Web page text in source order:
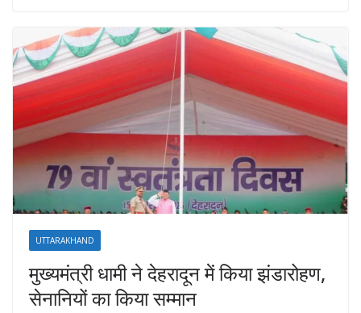
UTTARAKHAND
मुख्यमंत्री धामी ने देहरादून में किया झंडारोहण,
सेनानियों का किया सम्मान